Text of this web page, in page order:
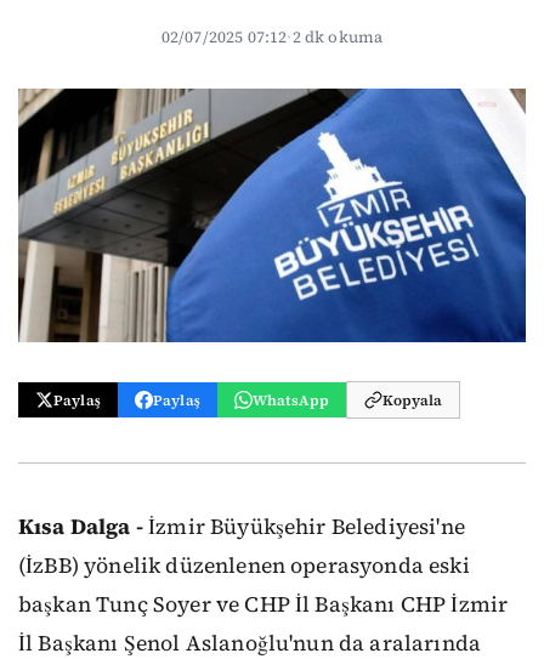
02/07/2025 07:12·2 dk okuma
Paylaş Paylaş WhatsApp Kopyala
Kısa Dalga -İzmir Büyükşehir Belediyesi'ne
(İzBB) yönelik düzenlenen operasyonda eski
başkan Tunç Soyer ve CHP İl Başkanı CHP İzmir
İl Başkanı Şenol Aslanoğlu'nun da aralarında